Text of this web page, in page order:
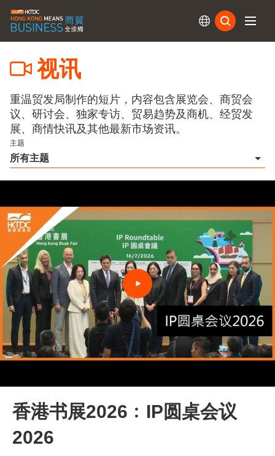
视讯
重温贸发局制作的短片，内容包含展览会、商贸会
议、研讨会、独家专访、贸易趋势及商机、经贸发
展、商情快讯及其他最新市场资讯。
主题
所有主题
香港书展2026﹕IP圆桌会议
2026